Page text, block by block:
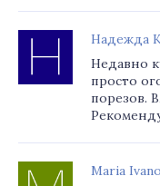
Надежда
Недавно
просто
порезов.
Maria